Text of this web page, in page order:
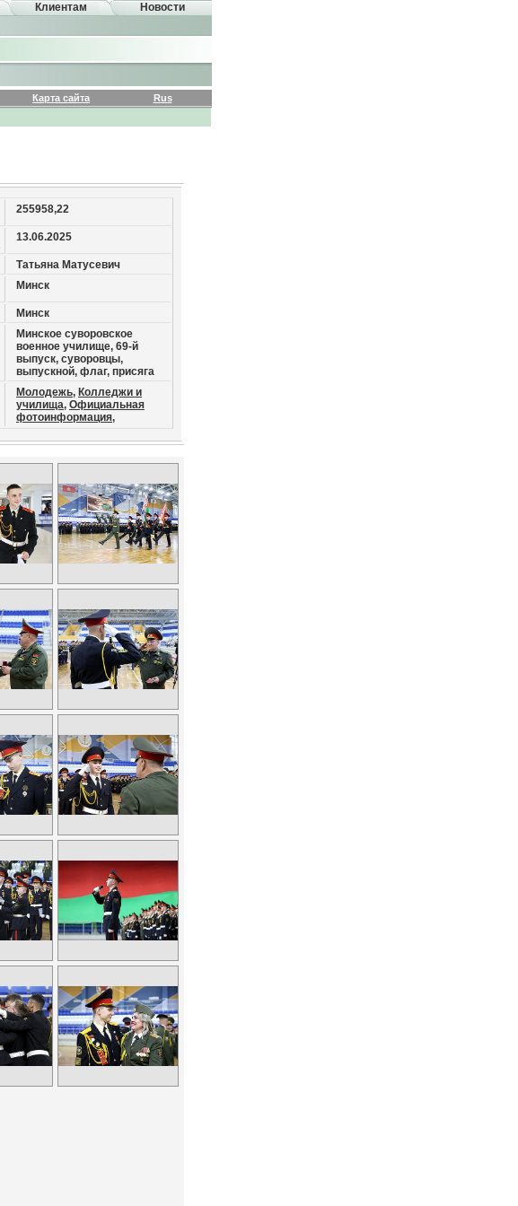
Клиентам Новости
Карта сайта
Rus
255958,22
13.06.2025
Татьяна Матусевич
Минск
Минск
Минское суворовское
военное училище, 69-й
выпуск, суворовцы,
выпускной, флаг, присяга
Молодежь, Колледжи и
училища, Официальная
фотоинформация,